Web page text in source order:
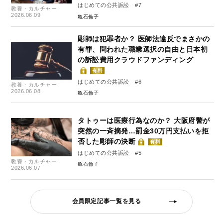
教養・カルチャー
2026.06.09
はじめての公共訴訟 #7
亀石倫子
教養・カルチャー
2026.06.08
彫師は犯罪者か？ 医師法違反でまさかの
有罪、問われた職業選択の自由と日本初
の訴訟費用クラウドファンディング
有料
はじめての公共訴訟 #6
亀石倫子
教養・カルチャー
2026.06.07
タトゥーは医療行為なのか？ 大阪府警が
突然の一斉摘発…罰金30万円支払いを拒
否した彫師の決断
有料
はじめての公共訴訟 #5
亀石倫子
会員限定記事一覧を見る